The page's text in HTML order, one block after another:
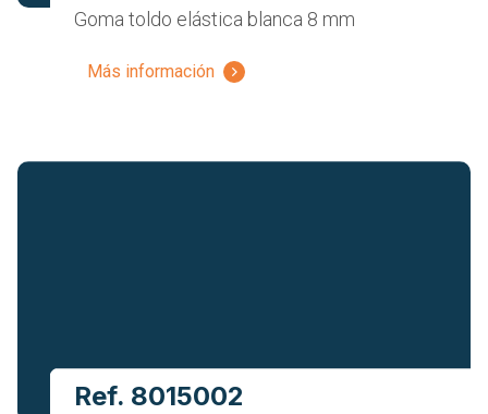
Goma toldo elástica blanca 8 mm
Más información
Ref. 8015002